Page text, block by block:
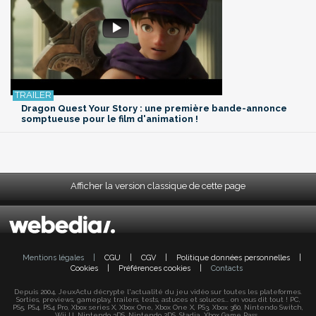
Dragon Quest Your Story : une première bande-annonce
somptueuse pour le film d'animation !
Afficher la version classique de cette page
Mentions légales CGU CGV Politique données personnelles
Cookies
Préférences cookies Contacts
Depuis 2004, JeuxActu décrypte l'actualité du jeu vidéo sur toutes les plateformes.
Sorties, previews, gameplay, trailers, tests, astuces et soluces... on vous dit tout ! PC,
PS5, PS4, PS4 Pro, Xbox series X, Xbox One, Xbox One X, PS3, Xbox 360, Nintendo Switch,